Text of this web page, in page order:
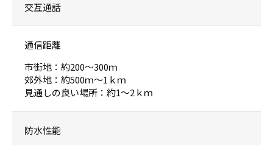
交互通話
通信距離
市街地：約200〜300ｍ
郊外地：約500ｍ〜1ｋｍ
見通しの良い場所：約1〜2ｋｍ
防水性能